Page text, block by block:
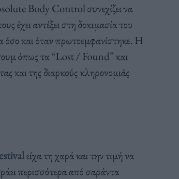
Body Control συνεχίζει να
έχει αντέξει στη δοκιμασία του
όσο και όταν πρωτοεμφανίστηκε. Η
όπως τα “Lost / Found” και
και της διαρκούς κληρονομιάς
είχα τη χαρά και την τιμή να
περισσότερα από σαράντα